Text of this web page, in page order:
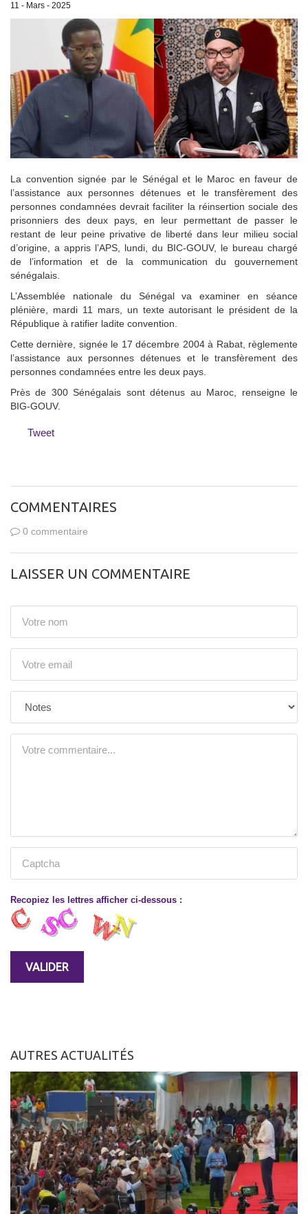
11 - Mars - 2025
La convention signée par le Sénégal et le Maroc en faveur de
l’assistance aux personnes détenues et le transfèrement des
personnes condamnées devrait faciliter la réinsertion sociale des
prisonniers des deux pays, en leur permettant de passer le
restant de leur peine privative de liberté dans leur milieu social
d’origine, a appris l’APS, lundi, du BIC-GOUV, le bureau chargé
de l’information et de la communication du gouvernement
sénégalais.
L’Assemblée nationale du Sénégal va examiner en séance
plénière, mardi 11 mars, un texte autorisant le président de la
République à ratifier ladite convention.
Cette dernière, signée le 17 décembre 2004 à Rabat, règlemente
l’assistance aux personnes détenues et le transfèrement des
personnes condamnées entre les deux pays.
Près de 300 Sénégalais sont détenus au Maroc, renseigne le
BIG-GOUV.
Tweet
COMMENTAIRES
0 commentaire
LAISSER UN COMMENTAIRE
Recopiez les lettres afficher ci-dessous :
AUTRES ACTUALITÉS